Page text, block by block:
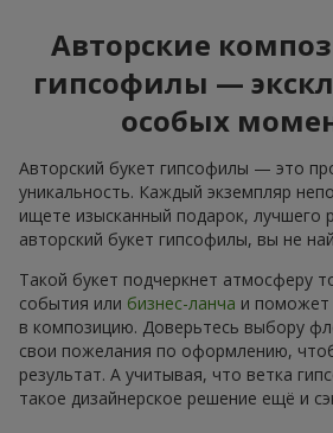
Авторские
гипсофилы —
особых
Авторский букет гипсофилы — это
уникальность. Каждый экземпляр
ищете изысканный подарок, лучшего
авторский букет гипсофилы, вы не
Такой букет подчеркнет атмосферу
события или бизнес-ланча и поможет
в композицию. Доверьтесь выбору
свои пожелания по оформлению,
результат. А учитывая, что ветка
такое дизайнерское решение ещё и